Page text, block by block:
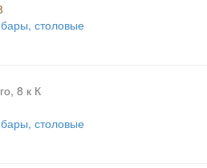
столовые
8 к К
столовые